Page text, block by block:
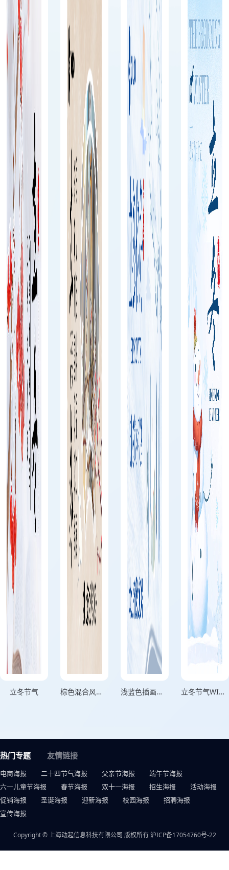
立冬节气 棕色混合风格冬迎风雪阵阵寒润心相伴温如春横板立冬节气海报 浅蓝色插画风格万物冬藏岁月沉香横立冬节气海报 立冬节气WINTER
热门专题 友情链接
电商海报 二十四节气海报 父亲节海报
端午节海报
六一儿童节海报
春节海报 双十一海报 招生海报
活动海报
促销海报
圣诞海报 迎新海报 校园海报
招聘海报
宣传海报
Copyright © 上海动起信息科技有限公司 版权所有沪ICP备17054760号-22